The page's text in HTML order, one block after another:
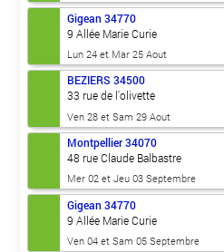
Gigean 34770
9 Allée Marie Curie
Lun 24 et Mar 25 Aout
BEZIERS 34500
33 rue de l'olivette
Ven 28 et Sam 29 Aout
Montpellier 34070
48 rue Claude Balbastre
Mer 02 et Jeu 03 Septembre
Gigean 34770
9 Allée Marie Curie
Ven 04 et Sam 05 Septembre